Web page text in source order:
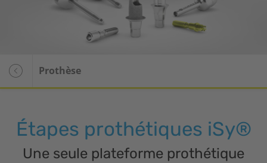
d'ensemble
Vue d'ensemble
CERALOG
iSy
Prothèse
Étapes prothétiques iSy®
Une seule plateforme prothétique